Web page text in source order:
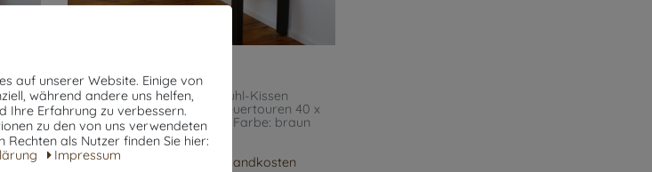
x
Sitz-Kissen Sitz-Polster Stuhl-Kissen
Kunst-Leder 100.000 Scheuertouren 40 x
33 x 2 cm versch. Farben
, Farbe: braun
16,95 € *
*inkl. ges. MwSt. Versandkosten
auf unserer Website. Einige von
während andere uns helfen,
Ihre Erfahrung zu verbessern.
zu den von uns verwendeten
Rechten als Nutzer finden Sie hier:
Impressum